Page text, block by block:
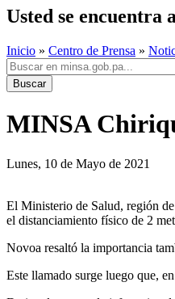
Usted se encuentra
Inicio » Centro de Prensa »
MINSA
Lunes, 10 de Mayo de 2021
El Ministerio de Salud, región
el distanciamiento físico de 2
Novoa resaltó la importancia
Este llamado surge luego que,